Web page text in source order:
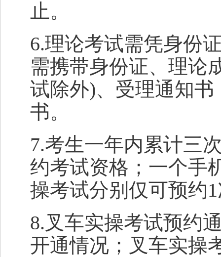
止。
6.理论考试需凭身份
需携带身份证、理论
试除外)、受理通知
书。
7.考生一年内累计三
约考试资格；一个手
操考试分别仅可预约
8.叉车实操考试预约
开通情况；叉车实操